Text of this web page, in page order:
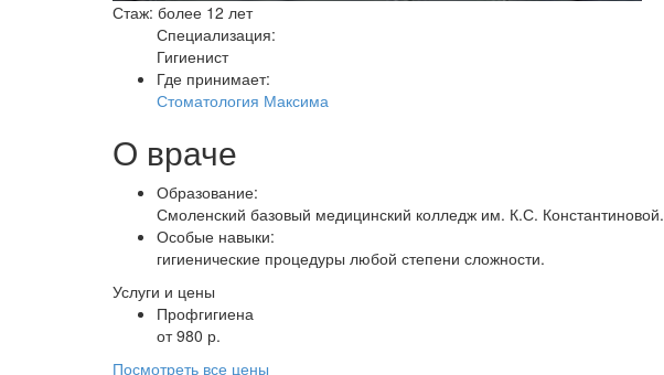
Стаж: более 12 лет
Специализация:
Гигиенист
Где принимает:
Стоматология Максима
О враче
Образование:
Смоленский базовый медицинский колледж им. К.С. Константиновой.
Особые навыки:
гигиенические процедуры любой степени сложности.
Услуги и цены
Профгигиена
от 980 р.
Посмотреть все цены